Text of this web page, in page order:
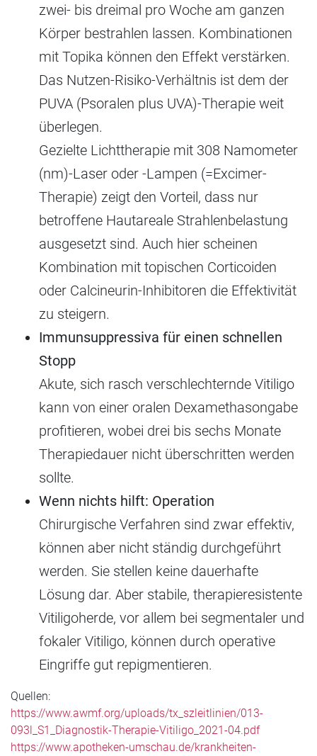
zwei- bis dreimal pro Woche am ganzen
Körper bestrahlen lassen. Kombinationen
mit Topika können den Effekt verstärken.
Das Nutzen-Risiko-Verhältnis ist dem der
PUVA (Psoralen plus UVA)-Therapie weit
überlegen.
Gezielte Lichttherapie mit 308 Namometer
(nm)-Laser oder -Lampen (=Excimer-
Therapie) zeigt den Vorteil, dass nur
betroffene Hautareale Strahlenbelastung
ausgesetzt sind. Auch hier scheinen
Kombination mit topischen Corticoiden
oder Calcineurin-Inhibitoren die Effektivität
zu steigern.
Immunsuppressiva für einen schnellen
Stopp
Akute, sich rasch verschlechternde Vitiligo
kann von einer oralen Dexamethasongabe
profitieren, wobei drei bis sechs Monate
Therapiedauer nicht überschritten werden
sollte.
Wenn nichts hilft: Operation
Chirurgische Verfahren sind zwar effektiv,
können aber nicht ständig durchgeführt
werden. Sie stellen keine dauerhafte
Lösung dar. Aber stabile, therapieresistente
Vitiligoherde, vor allem bei segmentaler und
fokaler Vitiligo, können durch operative
Eingriffe gut repigmentieren.
Quellen:
https://www.awmf.org/uploads/tx_szleitlinien/013-
093l_S1_Diagnostik-Therapie-Vitiligo_2021-04.pdf
https://www.apotheken-umschau.de/krankheiten-